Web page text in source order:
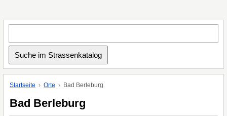
Startseite Orte Bad Berleburg
Bad Berleburg